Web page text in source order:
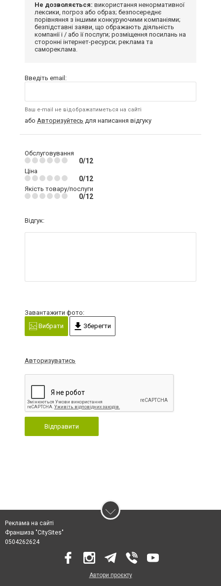
Не дозволяється: використання ненормативної
лексики, погроз або образ; безпосереднє
порівняння з іншими конкуруючими компаніями;
безпідставні заяви, що ображають діяльність
компанії і / або її послуги; розміщення посилань на
сторонні інтернет-ресурси; реклама та
самореклама.
Введіть email:
Ваш e-mail не відображатиметься на сайті
або Авторизуйтесь для написання відгуку
Обслуговування
0/12
Ціна
0/12
Якість товару/послуги
0/12
Відгук:
Завантажити фото:
Вибрати
Зберегти
Авторизуватись
Відправити
Реклама на сайті
Франшиза "CitySites"
0504262624
Автори проєкту